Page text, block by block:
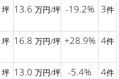
坪 13.6 万円/坪 -19.2% 3件
坪 16.8 万円/坪 +28.9% 4件
坪 13.0 万円/坪 -5.4% 4件